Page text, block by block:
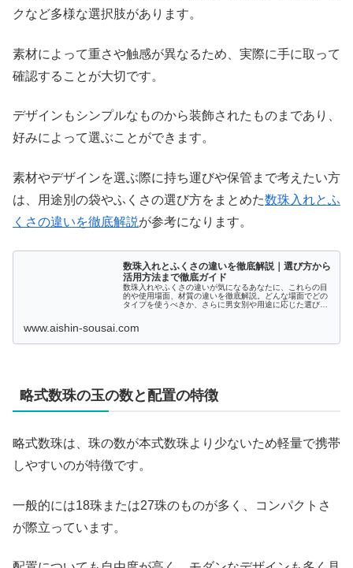
クなど多様な選択肢があります。
素材によって重さや触感が異なるため、実際に手に取って
確認することが大切です。
デザインもシンプルなものから装飾されたものまであり、
好みによって選ぶことができます。
素材やデザインを選ぶ際に持ち運びや保管まで考えたい方
は、用途別の袋やふくさの選び方をまとめた数珠入れとふ
くさの違いを徹底解説が参考になります。
数珠入れとふくさの違いを徹底解説｜選び方から
活用方法まで徹底ガイド
数珠入れやふくさの違いが気になるあなたに、これらの目
的や使用場面、材質の違いを徹底解説。どんな場面でどの
タイプを使うべきか、さらに男女別や用途に応じた選び方
サポートします。
www.aishin-sousai.com
略式数珠の玉の数と配置の特徴
略式数珠は、珠の数が本式数珠より少ないため軽量で携帯
しやすいのが特徴です。
一般的には18珠または27珠のものが多く、コンパクトさ
が際立っています。